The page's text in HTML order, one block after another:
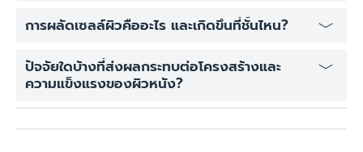
เป็นเบาะรองรับแรงกระแทกป้องกันอวัยวะภายใน และเป็นแหล่ง
การผลัดเซลล์ผิวคืออะไร และเกิดขึ้นที่ชั้นไหน?
ผิวหนังที่ตายแล้วในชั้นนอกสุดของหนังกำพร้า (Stratum
Corneum) หลุดลอกออกไป เพื่อให้เซลล์ผิวใหม่ที่ถูกสร้างจาก
ปัจจัยใดบ้างที่ส่งผลกระทบต่อโครงสร้างและ
ความแข็งแรงของผิวหนัง?
ปัจจัยภายใน เช่น อายุ พันธุกรรม ฮอร์โมน และปัจจัยภายนอก
เช่น แสงแดด มลภาวะ สารเคมี การสูบบุหรี่ การดูแลผิวที่ไม่ถูก